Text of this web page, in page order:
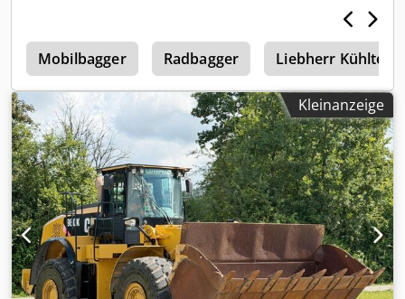
Mobilbagger Radbagger Liebherr
Kleinanzeige